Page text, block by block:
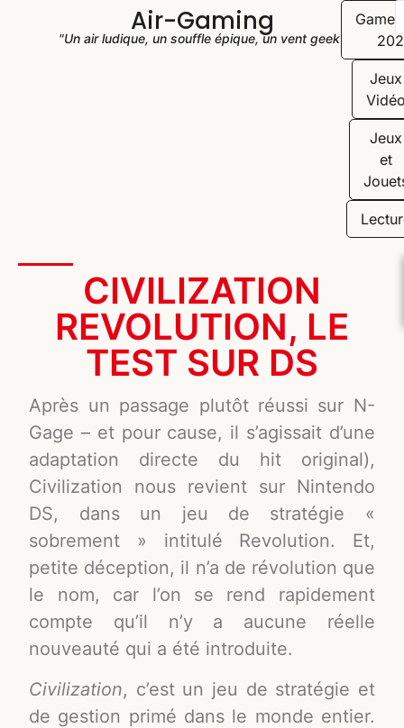
Air-Gaming
"Un air ludique, un souffle épique, un vent geek"
Jeux
Jeux
et
CIVILIZATION
REVOLUTION, LE
TEST SUR DS
Après un passage plutôt réussi sur N-
Gage – et pour cause, il s’agissait d’une
adaptation directe du hit original),
Civilization nous revient sur Nintendo
DS, dans un jeu de stratégie «
sobrement » intitulé Revolution. Et,
petite déception, il n’a de révolution que
le nom, car l’on se rend rapidement
compte qu’il n’y a aucune réelle
nouveauté qui a été introduite.
Civilization, c’est un jeu de stratégie et
de gestion primé dans le monde entier.